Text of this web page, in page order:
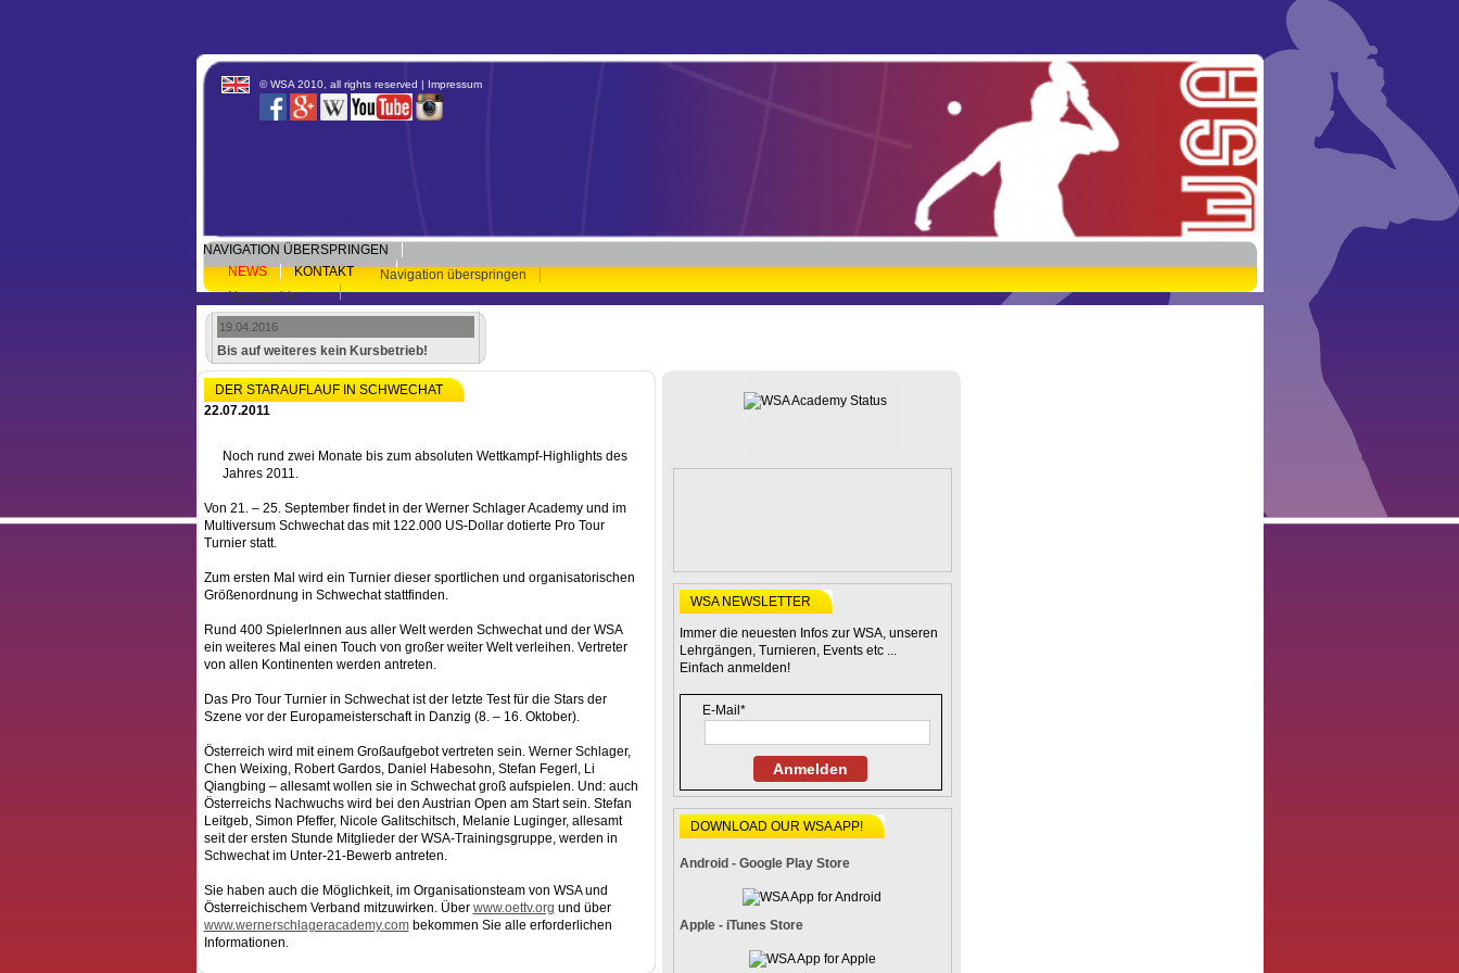
© WSA 2010, all rights reserved | Impressum
NAVIGATION ÜBERSPRINGEN
NEWS
KONTAKT
Navigation überspringen
Newsarchiv
19.04.2016
Bis auf weiteres kein Kursbetrieb!
DER STARAUFLAUF IN SCHWECHAT
22.07.2011
Noch rund zwei Monate bis zum absoluten Wettkampf-Highlights des
Jahres 2011.
Von 21. – 25. September findet in der Werner Schlager Academy und im
Multiversum Schwechat das mit 122.000 US-Dollar dotierte Pro Tour
Turnier statt.
Zum ersten Mal wird ein Turnier dieser sportlichen und organisatorischen
Größenordnung in Schwechat stattfinden.
Rund 400 SpielerInnen aus aller Welt werden Schwechat und der WSA
ein weiteres Mal einen Touch von großer weiter Welt verleihen. Vertreter
von allen Kontinenten werden antreten.
Das Pro Tour Turnier in Schwechat ist der letzte Test für die Stars der
Szene vor der Europameisterschaft in Danzig (8. – 16. Oktober).
Österreich wird mit einem Großaufgebot vertreten sein. Werner Schlager,
Chen Weixing, Robert Gardos, Daniel Habesohn, Stefan Fegerl, Li
Qiangbing – allesamt wollen sie in Schwechat groß aufspielen. Und: auch
Österreichs Nachwuchs wird bei den Austrian Open am Start sein. Stefan
Leitgeb, Simon Pfeffer, Nicole Galitschitsch, Melanie Luginger, allesamt
seit der ersten Stunde Mitglieder der WSA-Trainingsgruppe, werden in
Schwechat im Unter-21-Bewerb antreten.
Sie haben auch die Möglichkeit, im Organisationsteam von WSA und
Österreichischem Verband mitzuwirken. Über www.oettv.org und über
www.wernerschlageracademy.combekommen Sie alle erforderlichen
Informationen.
WSA NEWSLETTER
Immer die neuesten Infos zur WSA, unseren
Lehrgängen, Turnieren, Events etc ...
Einfach anmelden!
E-Mail*
Anmelden
DOWNLOAD OUR WSA APP!
Android - Google Play Store
Apple - iTunes Store